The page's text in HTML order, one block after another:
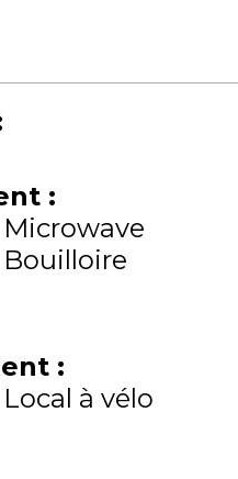
:
Microwave
Bouilloire
:
Local à vélo